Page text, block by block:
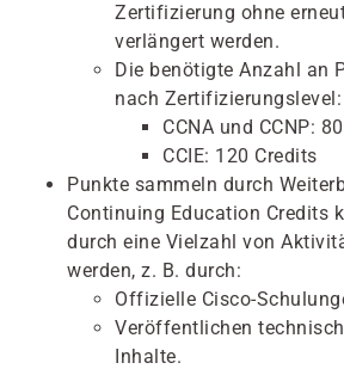
Zertifizierung ohne
verlängert werden.
Die benötigte Anzahl an
nach Zertifizierungslevel:
CCNA und CCNP:
CCIE: 120 Credits
Punkte sammeln durch
Continuing Education Credits
durch eine Vielzahl von
werden, z. B. durch:
Offizielle Cisco-
Veröffentlichen
Inhalte.